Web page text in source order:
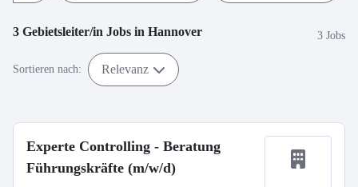
3 Gebietsleiter/in Jobs in Hannover 3 Jobs
Sortieren nach: Relevanz
Experte Controlling - Beratung
Führungskräfte (m/w/d)